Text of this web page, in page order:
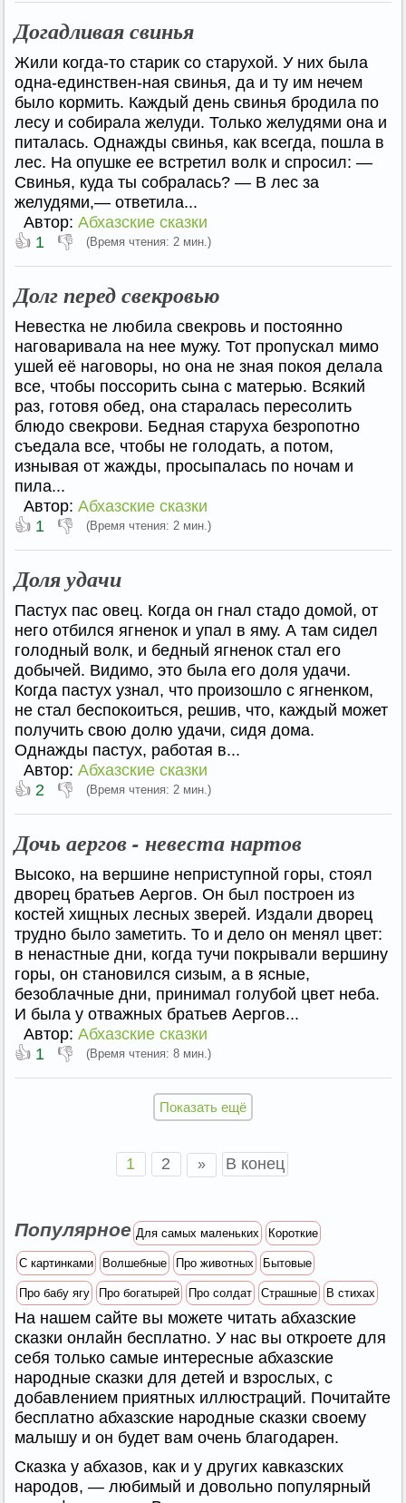
Догадливая свинья
Жили когда-то старик со старухой. У них была
одна-единствен-ная свинья, да и ту им нечем
было кормить. Каждый день свинья бродила по
лесу и собирала желуди. Только желудями она и
питалась. Однажды свинья, как всегда, пошла в
лес. На опушке ее встретил волк и спросил: —
Свинья, куда ты собралась? — В лес за
желудями,— ответила...
Автор: Абхазские сказки
👍 1 👎 (Время чтения: 2 мин.)
Долг перед свекровью
Невестка не любила свекровь и постоянно
наговаривала на нее мужу. Тот пропускал мимо
ушей её наговоры, но она не зная покоя делала
все, чтобы поссорить сына с матерью. Всякий
раз, готовя обед, она старалась пересолить
блюдо свекрови. Бедная старуха безропотно
съедала все, чтобы не голодать, а потом,
изнывая от жажды, просыпалась по ночам и
пила...
Автор: Абхазские сказки
👍 1 👎 (Время чтения: 2 мин.)
Доля удачи
Пастух пас овец. Когда он гнал стадо домой, от
него отбился ягненок и упал в яму. А там сидел
голодный волк, и бедный ягненок стал его
добычей. Видимо, это была его доля удачи.
Когда пастух узнал, что произошло с ягненком,
не стал беспокоиться, решив, что, каждый может
получить свою долю удачи, сидя дома.
Однажды пастух, работая в...
Автор: Абхазские сказки
👍 2 👎 (Время чтения: 2 мин.)
Дочь аергов - невеста нартов
Высоко, на вершине неприступной горы, стоял
дворец братьев Аергов. Он был построен из
костей хищных лесных зверей. Издали дворец
трудно было заметить. То и дело он менял цвет:
в ненастные дни, когда тучи покрывали вершину
горы, он становился сизым, а в ясные,
безоблачные дни, принимал голубой цвет неба.
И была у отважных братьев Аергов...
Автор: Абхазские сказки
👍 1 👎 (Время чтения: 8 мин.)
Показать ещё
1 2 » В конец
Популярное Для самых маленьких Короткие
С картинками Волшебные Про животных Бытовые
Про бабу ягу Про богатырей Про солдат Страшные В стихах
На нашем сайте вы можете читать абхазские
сказки онлайн бесплатно. У нас вы откроете для
себя только самые интересные абхазские
народные сказки для детей и взрослых, с
добавлением приятных иллюстраций. Почитайте
бесплатно абхазские народные сказки своему
малышу и он будет вам очень благодарен.
Сказка у абхазов, как и у других кавказских
народов, — любимый и довольно популярный